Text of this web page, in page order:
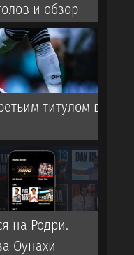
и обзор
титулом в
на Родри.
Оунахи